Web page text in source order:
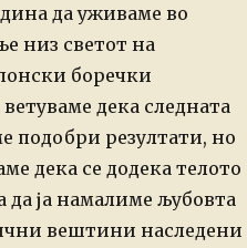
да уживаме во
низ светот на
боречки
дека следната
подобри резултати, но
дека се додека телото
да ја намалиме љубовта
вештини наследени